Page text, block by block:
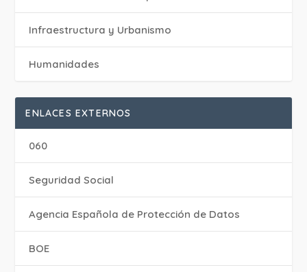
Infraestructura y Urbanismo
Humanidades
ENLACES EXTERNOS
060
Seguridad Social
Agencia Española de Protección de Datos
BOE